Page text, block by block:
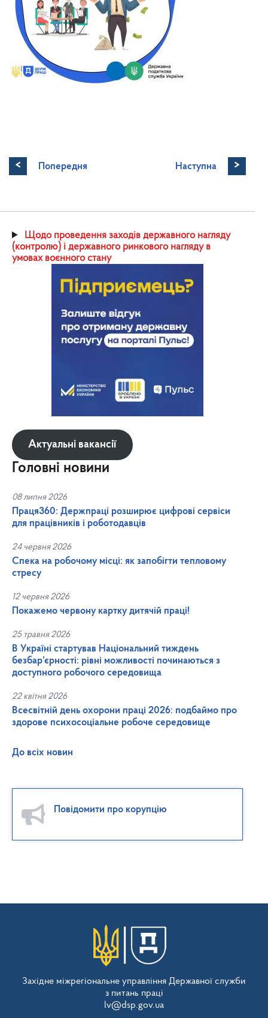
< Попередня Наступна >
Щодо проведення заходів державного нагляду
(контролю) і державного ринкового нагляду в
умовах воєнного стану
Актуальні вакансії
Головні новини
08 липня 2026
Праця360: Держпраці розширює цифрові сервіси
для працівників і роботодавців
24 червня 2026
Спека на робочому місці: як запобігти тепловому
стресу
12 червня 2026
Покажемо червону картку дитячій праці!
25 травня 2026
В Україні стартував Національний тиждень
безбар’єрності: рівні можливості починаються з
доступного робочого середовища
22 квітня 2026
Всесвітній день охорони праці 2026: подбаймо про
здорове психосоціальне робоче середовище
До всіх новин
Повідомити про корупцію
Західне міжрегіональне управління Державної служби
з питань праці
lv@dsp.gov.ua